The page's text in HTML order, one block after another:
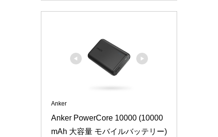
Anker
Anker PowerCore 10000 (10000
mAh 大容量 モバイルバッテリー)